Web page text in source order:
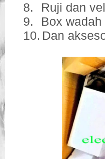
8.
Ruji dan
9.
Box
10. Dan